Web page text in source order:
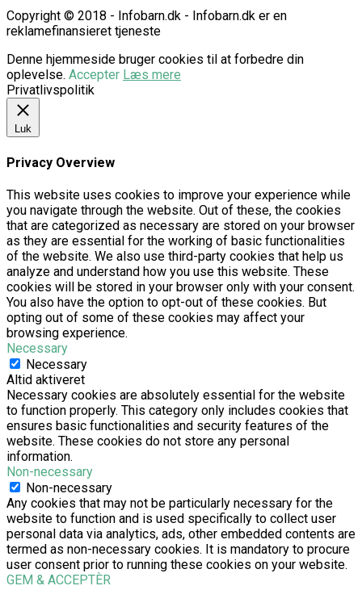
Copyright © 2018 - Infobarn.dk - Infobarn.dk er en
reklamefinansieret tjeneste
Denne hjemmeside bruger cookies til at forbedre din
oplevelse. Accepter Læs mere
Privatlivspolitik
Luk
Privacy Overview
This website uses cookies to improve your experience while
you navigate through the website. Out of these, the cookies
that are categorized as necessary are stored on your browser
as they are essential for the working of basic functionalities
of the website. We also use third-party cookies that help us
analyze and understand how you use this website. These
cookies will be stored in your browser only with your consent.
You also have the option to opt-out of these cookies. But
opting out of some of these cookies may affect your
browsing experience.
Necessary
Necessary
Altid aktiveret
Necessary cookies are absolutely essential for the website
to function properly. This category only includes cookies that
ensures basic functionalities and security features of the
website. These cookies do not store any personal
information.
Non-necessary
Non-necessary
Any cookies that may not be particularly necessary for the
website to function and is used specifically to collect user
personal data via analytics, ads, other embedded contents are
termed as non-necessary cookies. It is mandatory to procure
user consent prior to running these cookies on your website.
GEM & ACCEPTÈR